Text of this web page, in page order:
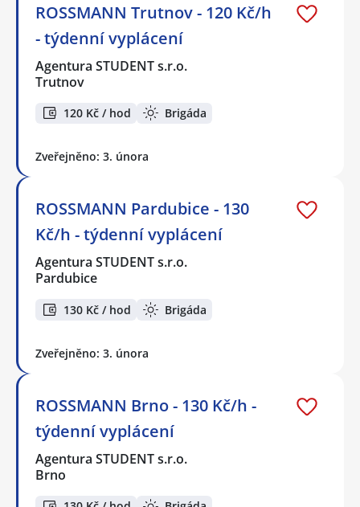
ROSSMANN Trutnov - 120 Kč/h
- týdenní vyplácení
Agentura STUDENT s.r.o.
Trutnov
120 Kč / hod Brigáda
Zveřejněno: 3. února
ROSSMANN Pardubice - 130
Kč/h - týdenní vyplácení
Agentura STUDENT s.r.o.
Pardubice
130 Kč / hod Brigáda
Zveřejněno: 3. února
ROSSMANN Brno - 130 Kč/h -
týdenní vyplácení
Agentura STUDENT s.r.o.
Brno